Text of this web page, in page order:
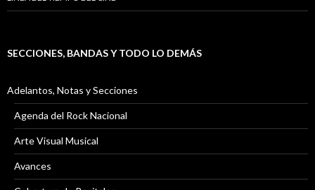
SECCIONES, BANDAS Y TODO LO DEMÁS
Adelantos, Notas y Secciones
Agenda del Rock Nacional
Arte Visual Musical
Avances